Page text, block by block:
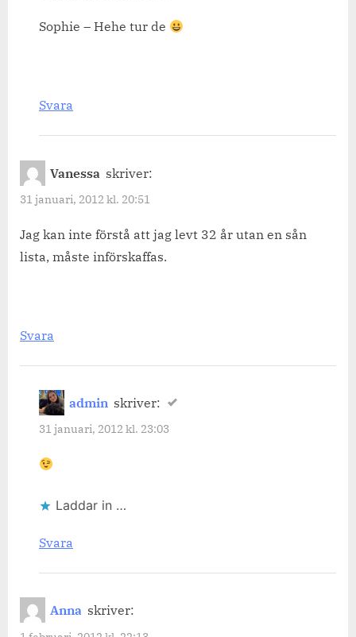
Sophie – Hehe tur de
Svara
Vanessa skriver:
31 januari, 2012 kl. 20:51
Jag kan inte förstå att jag levt 32 år utan en sån
lista, måste införskaffas.
Svara
admin skriver:
31 januari, 2012 kl. 23:03
Laddar in …
Svara
Anna skriver: